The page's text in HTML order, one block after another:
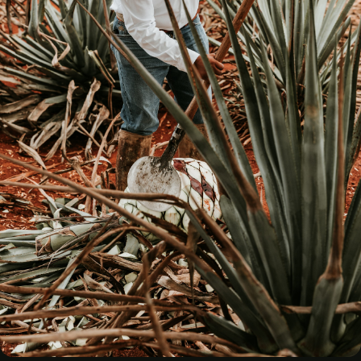
cerca península desértica, oasis, islas, manglares, sierras
áridas y uno de los entornos marinos más ricos del
planeta y dejar tiempo para que aparezcan esos detalles
que no suelen entrar en un itinerario rígido. Quien quiera
una experiencia breve encontrará suficientes imperdibles
para una escapada intensa; quien tenga más días
descubrirá que el estado se abre mejor cuando se recorre
sin prisa y con curiosidad.